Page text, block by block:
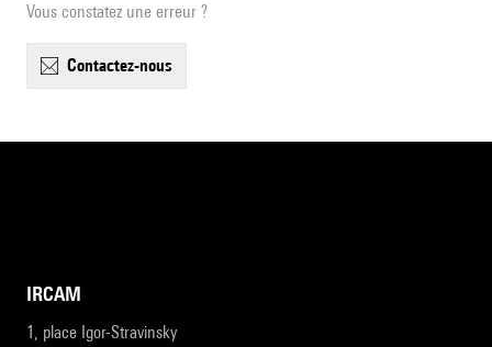
Vous constatez une erreur ?
contactez-nous
IRCAM
1, place Igor-Stravinsky